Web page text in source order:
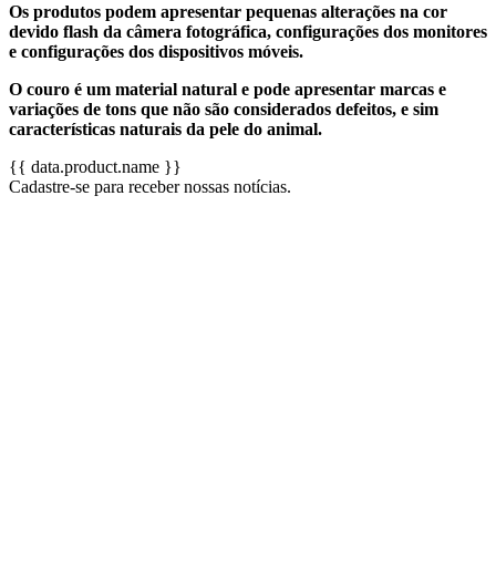
Os produtos podem apresentar pequenas alterações na cor
devido flash da câmera fotográfica, configurações dos monitores
e configurações dos dispositivos móveis.
O couro é um material natural e pode apresentar marcas e
variações de tons que não são considerados defeitos, e sim
características naturais da pele do animal.
{{ data.product.name }}
Cadastre-se para receber nossas notícias.